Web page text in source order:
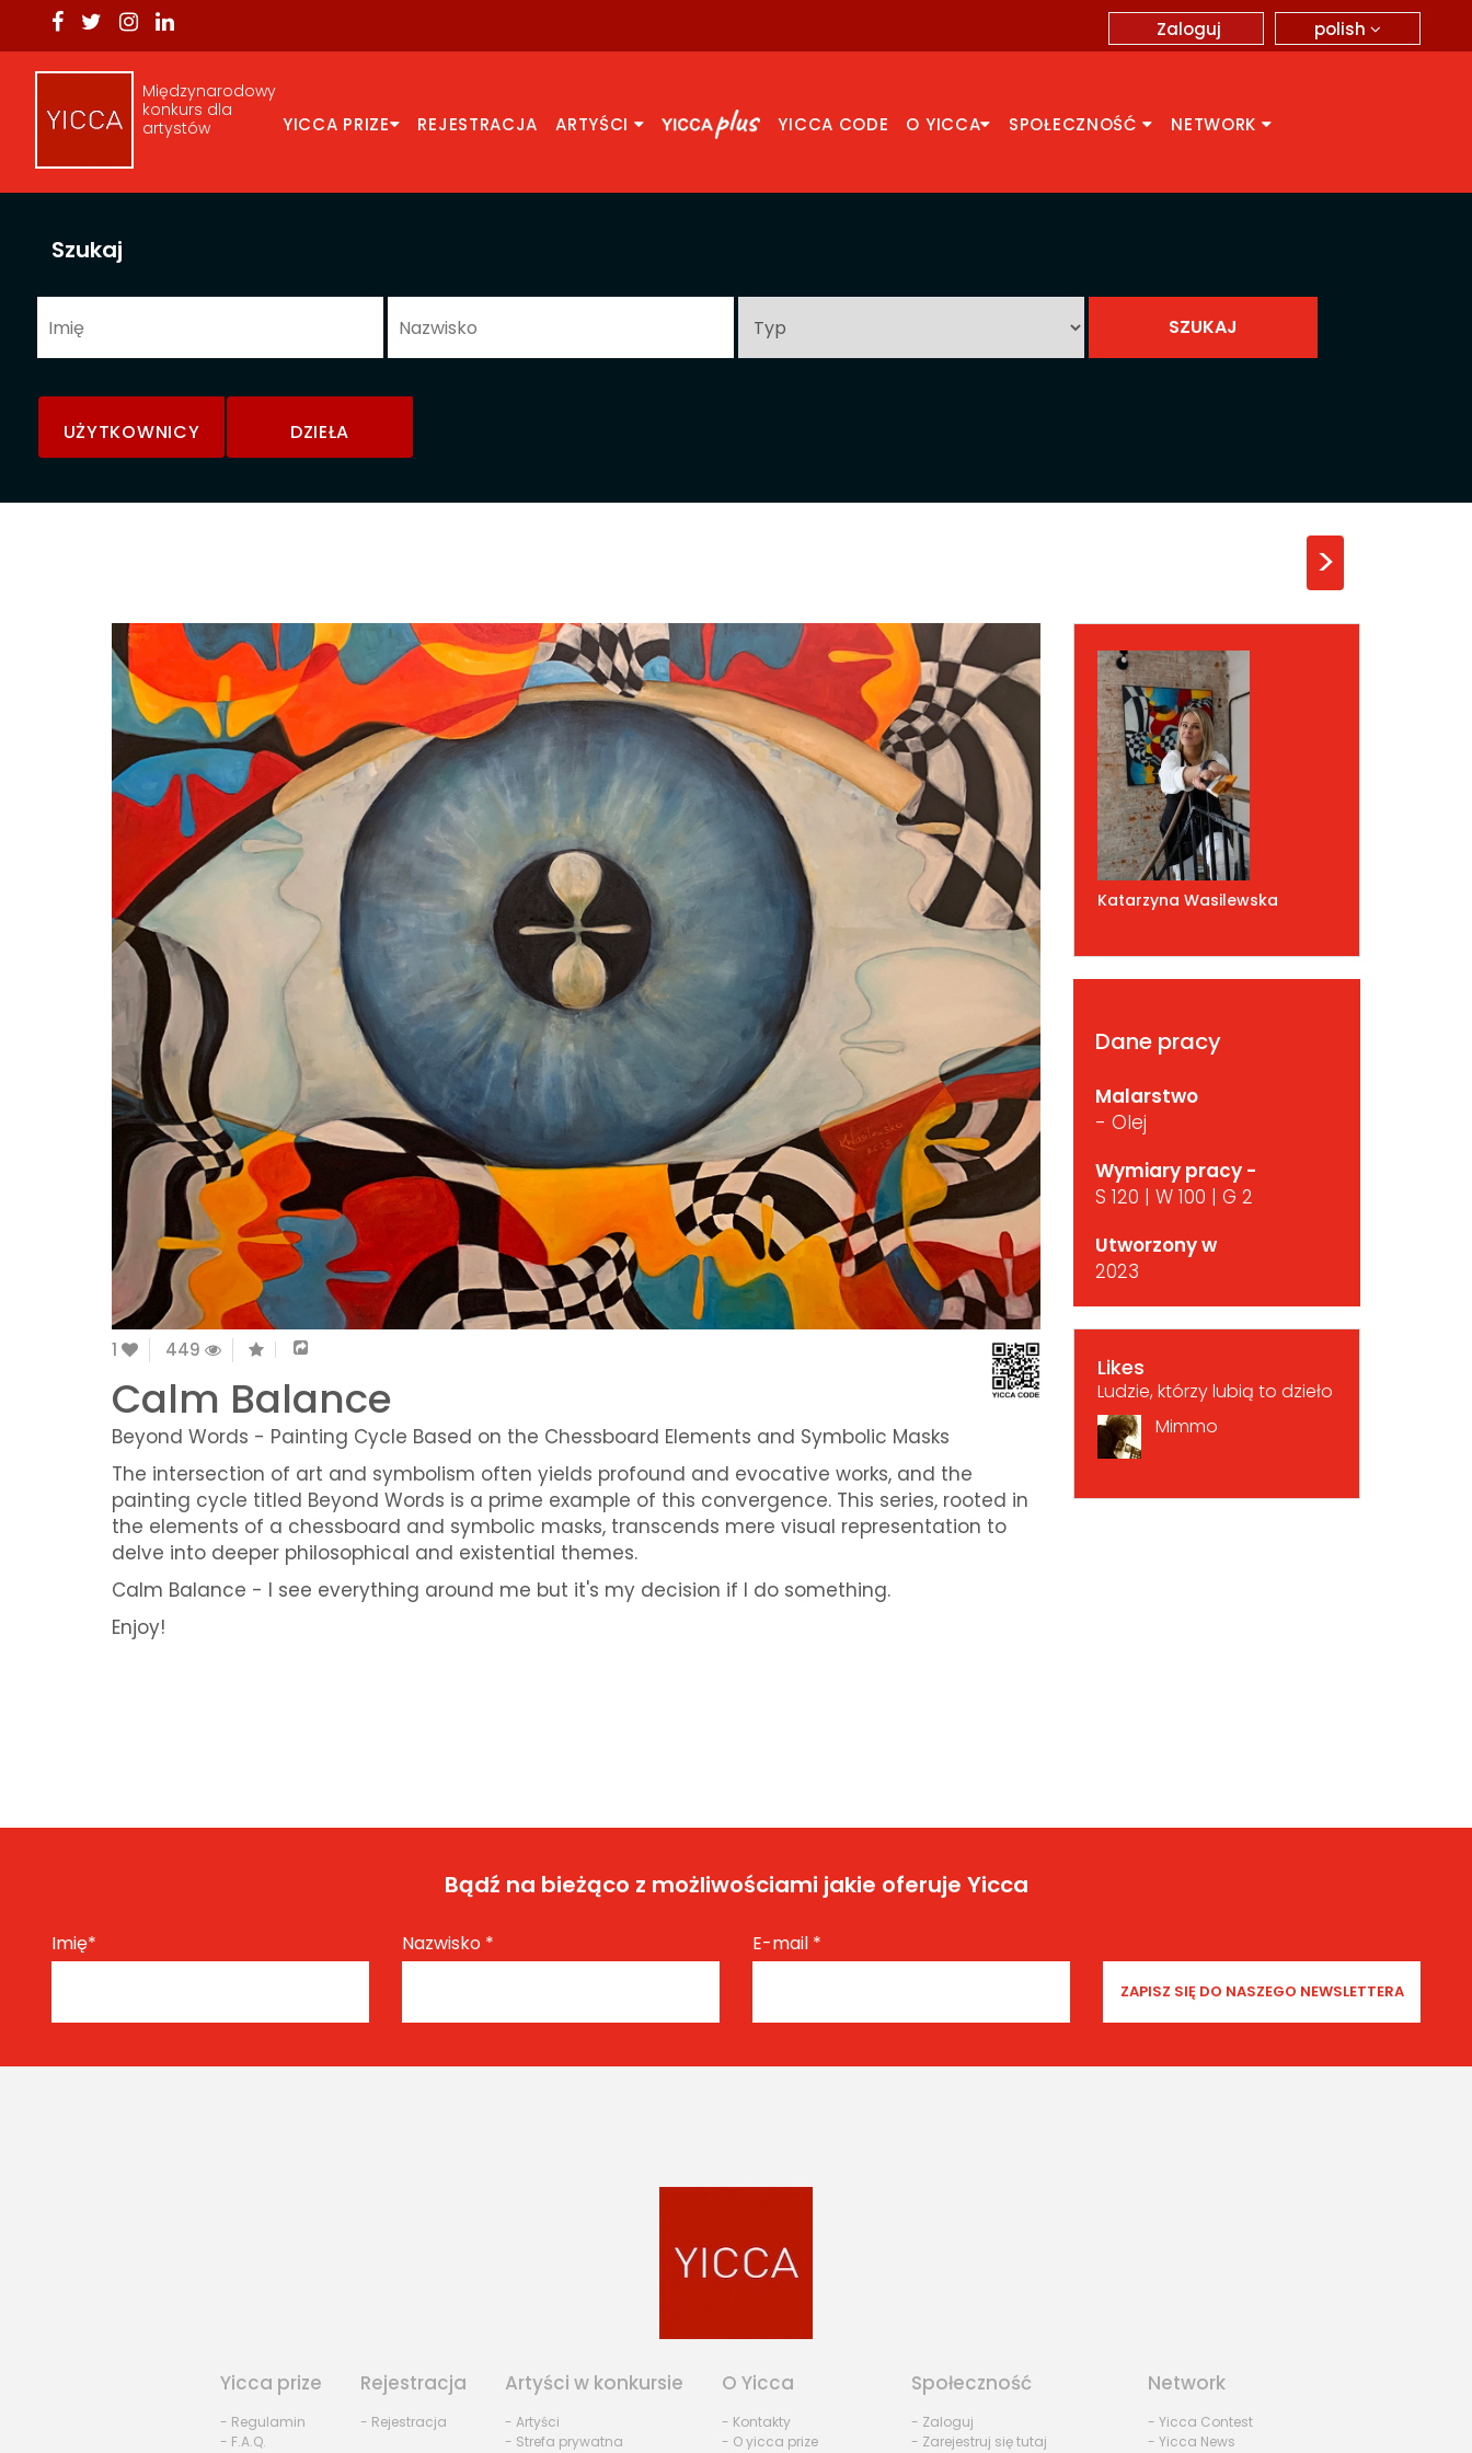
polish
Zaloguj
Międzynarodowy
konkurs dla
artystów
YICCA PRIZE REJESTRACJA ARTYŚCI YICCA CODE O YICCA SPOŁECZNOŚĆ NETWORK
Szukaj
UŻYTKOWNICY DZIEŁA
>
1 449
Calm Balance
Beyond Words - Painting Cycle Based on the Chessboard Elements and Symbolic Masks
The intersection of art and symbolism often yields profound and evocative works, and the
painting cycle titled Beyond Words is a prime example of this convergence. This series, rooted in
the elements of a chessboard and symbolic masks, transcends mere visual representation to
delve into deeper philosophical and existential themes.
Calm Balance - I see everything around me but it's my decision if I do something.
Enjoy!
Katarzyna Wasilewska
Dane pracy
Malarstwo
- Olej
Wymiary pracy -
S 120 | W 100 | G 2
Utworzony w
2023
Likes
Ludzie, którzy lubią to dzieło
Mimmo
Bądź na bieżąco z możliwościami jakie oferuje Yicca
Imię* Nazwisko * E-mail *
Yicca prize
- Regulamin
- F.A.Q.
Rejestracja
- Rejestracja
Artyści w konkursie
- Artyści
- Strefa prywatna
O Yicca
- Kontakty
- O yicca prize
Społeczność
- Zaloguj
- Zarejestruj się tutaj
Network
- Yicca Contest
- Yicca News